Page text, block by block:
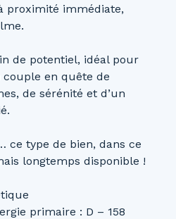
proximité immédiate,
de potentiel, idéal pour
en quête de
de sérénité et d’un
ce type de bien, dans ce
longtemps disponible !
primaire : D – 158